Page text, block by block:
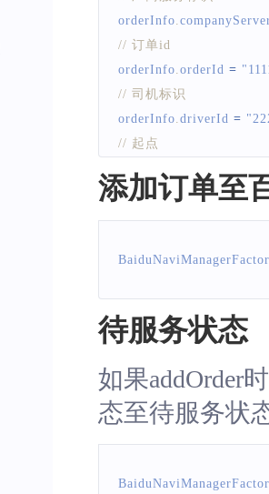
orderInfo
// 订单id
orderInfo orderId =
// 司机标识
orderInfo driverId =
// 起点
// 司机当前定位点
orderInfo.pickupNode =
添加订单至
待服务状态
如果addOrder
态至待服务状